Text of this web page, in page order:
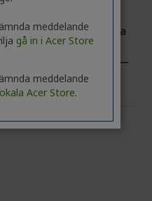
Upptäck de bästa
ETT FÖRETAGSKONTO
meddelande
gå in i Acer Store
meddelande
Acer Store.